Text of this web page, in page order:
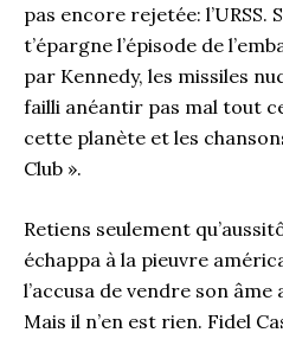
pas encore rejetée: l’URSS.
t’épargne l’épisode de
par Kennedy, les missiles
failli anéantir pas mal tout
cette planète et les
Club ».
Retiens seulement
échappa à la pieuvre
l’accusa de vendre son
Mais il n’en est rien. Fidel